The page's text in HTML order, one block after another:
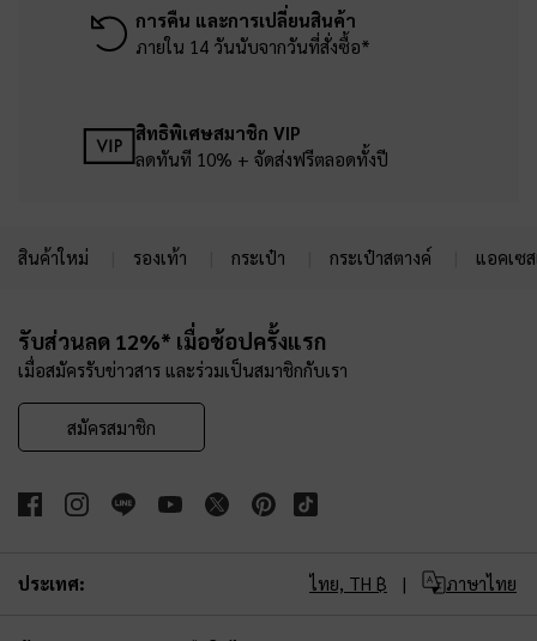
การคืน และการเปลี่ยนสินค้า
ภายใน 14 วันนับจากวันที่สั่งซื้อ*
สิทธิพิเศษสมาชิก VIP
ลดทันที 10% + จัดส่งฟรีตลอดทั้งปี
สินค้าใหม่ รองเท้า กระเป๋า กระเป๋าสตางค์ แอคเซ
รับส่วนลด 12%* เมื่อช้อปครั้งแรก
เมื่อสมัครรับข่าวสาร และร่วมเป็นสมาชิกกับเรา
สมัครสมาชิก
ประเทศ: ไทย, TH ฿ ภาษาไทย